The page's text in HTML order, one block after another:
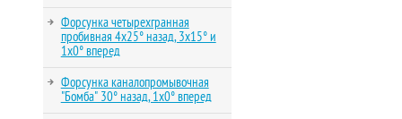
Форсунка четырехгранная
пробивная 4х25° назад, 3х15° и
1х0° вперед
Форсунка каналопромывочная
"Бомба" 30° назад, 1х0° вперед